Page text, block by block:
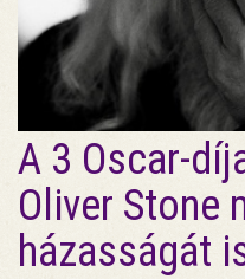
A 3 Oscar-
Oliver Stone
házasságát